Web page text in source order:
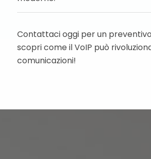
Contattaci oggi per un preventivo
scopri come il VoIP può
comunicazioni!